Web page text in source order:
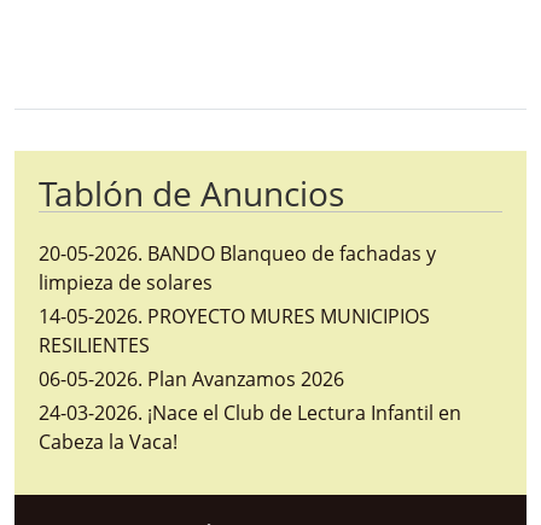
Tablón de Anuncios
20-05-2026. BANDO Blanqueo de fachadas y
limpieza de solares
14-05-2026. PROYECTO MURES MUNICIPIOS
RESILIENTES
06-05-2026. Plan Avanzamos 2026
24-03-2026. ¡Nace el Club de Lectura Infantil en
Cabeza la Vaca!